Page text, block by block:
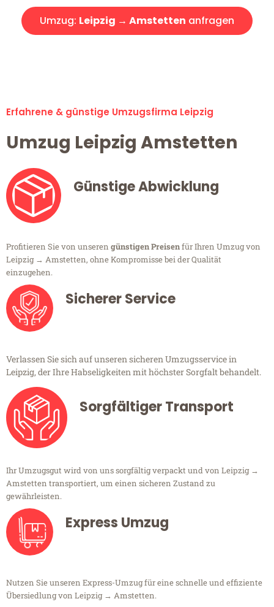
Umzug: Leipzig → Amstetten anfragen
Erfahrene & günstige Umzugsfirma Leipzig
Umzug Leipzig Amstetten
Günstige Abwicklung
Profitieren Sie von unseren günstigen Preisenfür Ihren Umzug von
Leipzig → Amstetten, ohne Kompromisse bei der Qualität
einzugehen.
Sicherer Service
Verlassen Sie sich auf unseren sicheren Umzugsservice in
Leipzig, der Ihre Habseligkeiten mit höchster Sorgfalt behandelt.
Sorgfältiger Transport
Ihr Umzugsgut wird von uns sorgfältig verpackt und von Leipzig →
Amstetten transportiert, um einen sicheren Zustand zu
gewährleisten.
Express Umzug
Nutzen Sie unseren Express-Umzug für eine schnelle und effiziente
Übersiedlung von Leipzig → Amstetten.